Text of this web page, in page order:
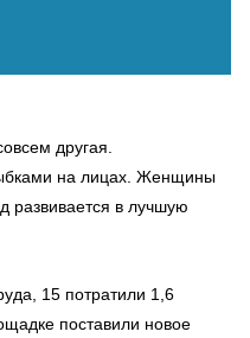
другая.
на лицах. Женщины
развивается в лучшую
15 потратили 1,6
поставили новое